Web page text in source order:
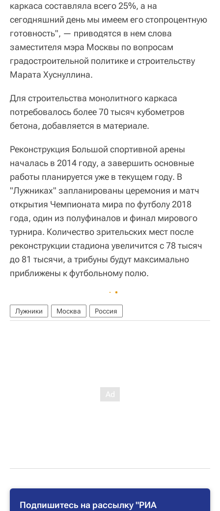
каркаса составляла всего 25%, а на
сегодняшний день мы имеем его стопроцентную
готовность", — приводятся в нем слова
заместителя мэра Москвы по вопросам
градостроительной политике и строительству
Марата Хуснуллина.
Для строительства монолитного каркаса
потребовалось более 70 тысяч кубометров
бетона, добавляется в материале.
Реконструкция Большой спортивной арены
началась в 2014 году, а завершить основные
работы планируется уже в текущем году. В
"Лужниках" запланированы церемония и матч
открытия Чемпионата мира по футболу 2018
года, один из полуфиналов и финал мирового
турнира. Количество зрительских мест после
реконструкции стадиона увеличится с 78 тысяч
до 81 тысячи, а трибуны будут максимально
приближены к футбольному полю.
Лужники Москва Россия
Подпишитесь на рассылку "РИА